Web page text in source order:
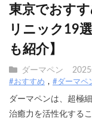
東京でおす
リニック19
も紹介】
ダーマペン
#おすすめ #ダーマペ
ダーマペンは、超極
治癒力を活性化する